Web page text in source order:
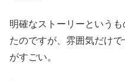
明確なストーリーという
たのですが、雰囲気だけ
がすごい。